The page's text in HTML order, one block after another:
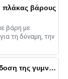
βάρους
βάρη με
τη δύναμη, την
Πώς οι πλάκες βάρους ενισχύουν την απόδοση της γυμναστικής στο 2025